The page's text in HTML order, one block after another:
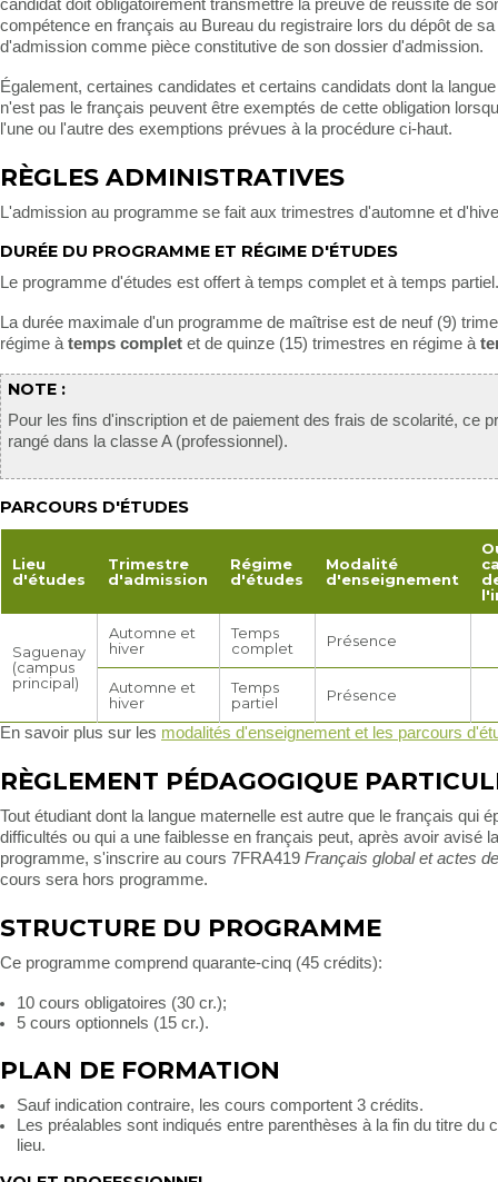
candidat doit obligatoirement transmettre la preuve de réussite de
compétence en français au Bureau du registraire lors du dépôt de
d'admission comme pièce constitutive de son dossier d'admission.
Également, certaines candidates et certains candidats dont la
n'est pas le français peuvent être exemptés de cette obligation
l'une ou l'autre des exemptions prévues à la procédure ci-haut.
RÈGLES ADMINISTRATIVES
L'admission au programme se fait aux trimestres d'automne et
DURÉE DU PROGRAMME ET RÉGIME D'ÉTUDES
Le programme d'études est offert à temps complet et à temps partiel.
La durée maximale d'un programme de maîtrise est de neuf (9)
régime à temps complet et de quinze (15) trimestres en régime à
NOTE :
Pour les fins d'inscription et de paiement des frais de scolarité, ce
rangé dans la classe A (professionnel).
PARCOURS D'ÉTUDES
Lieu
d'études
Trimestre
d'admission
Régime
d'études
Modalité
d'enseignement
Saguenay
(campus
principal)
Automne et
hiver
Temps
complet
Présence
Automne et
hiver
Temps
partiel
Présence
En savoir plus sur les modalités d'enseignement et les parcours
RÈGLEMENT PÉDAGOGIQUE
Tout étudiant dont la langue maternelle est autre que le français qui
difficultés ou qui a une faiblesse en français peut, après avoir avisé
programme, s'inscrire au cours 7FRA419 Français global et actes
cours sera hors programme.
STRUCTURE DU PROGRAMME
Ce programme comprend quarante-cinq (45 crédits):
10 cours obligatoires (30 cr.);
5 cours optionnels (15 cr.).
PLAN DE FORMATION
Sauf indication contraire, les cours comportent 3 crédits.
Les préalables sont indiqués entre parenthèses à la fin du titre du
lieu.